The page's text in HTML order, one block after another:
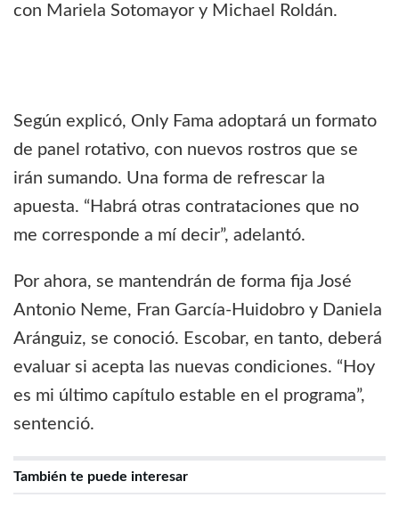
con Mariela Sotomayor y Michael Roldán.
Según explicó, Only Fama adoptará un formato
de panel rotativo, con nuevos rostros que se
irán sumando. Una forma de refrescar la
apuesta. “Habrá otras contrataciones que no
me corresponde a mí decir”, adelantó.
Por ahora, se mantendrán de forma fija José
Antonio Neme, Fran García-Huidobro y Daniela
Aránguiz, se conoció. Escobar, en tanto, deberá
evaluar si acepta las nuevas condiciones. “Hoy
es mi último capítulo estable en el programa”,
sentenció.
También te puede interesar